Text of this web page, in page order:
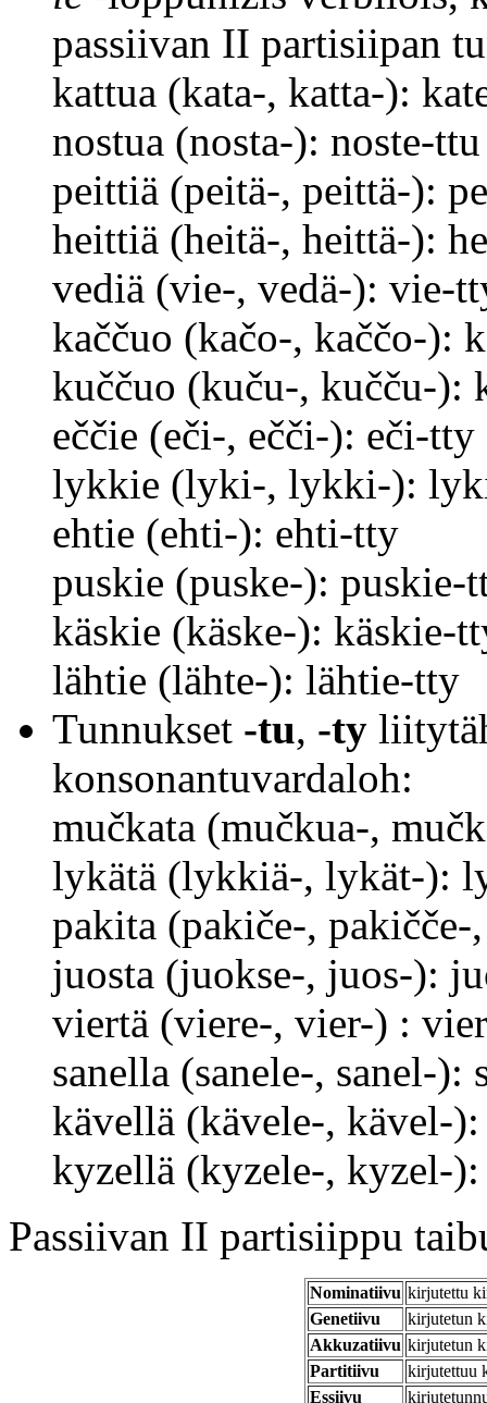
passiivan II partisiipan
kattua (kata-, katta-):
nostua (nosta-): noste-ttu
peittiä (peitä-, peittä-):
heittiä (heitä-, heittä-):
vediä (vie-, vedä-): vie-
kaččuo (kačo-, kaččo-):
kuččuo (kuču-, kučču-):
eččie (eči-, ečči-): eči-tty
lykkie (lyki-, lykki-):
ehtie (ehti-): ehti-tty
puskie (puske-): puskie-
käskie (käske-): käskie-
lähtie (lähte-): lähtie-tty
Tunnukset -tu, -ty
konsonantuvardaloh:
mučkata (mučkua-,
lykätä (lykkiä-, lykät-):
pakita (pakiče-,
juosta (juokse-, juos-):
viertä (viere-, vier-) :
sanella (sanele-, sanel-):
kävellä (kävele-, kävel-
kyzellä (kyzele-, kyzel-
Passiivan II partisiippu
Nominatiivu kirjutettu
Genetiivu
kirjutetun
Akkuzatiivu kirjutetun
Partitiivu
kirjutettuu
Essiivu